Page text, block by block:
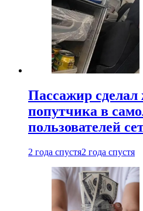
Пассажир
попутчика в
пользователей
2 года спустя2 года спустя